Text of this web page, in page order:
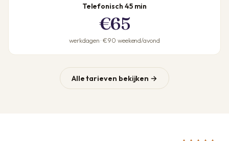
Telefonisch 45 min
€65
werkdagen · €90 weekend/avond
Alle tarieven bekijken →